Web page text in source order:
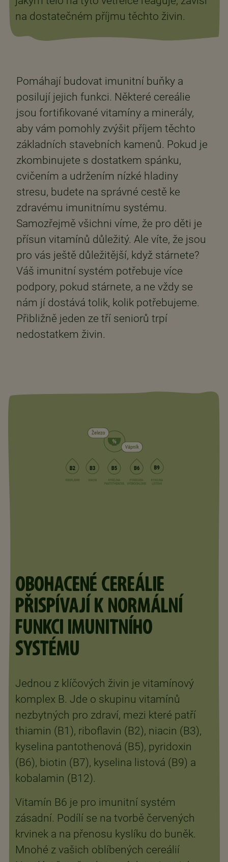
na dostatečném příjmu těchto živin.
Pomáhají budovat imunitní buňky a
posilují jejich funkci. Některé cereálie
jsou fortifikované vitamíny a minerály,
aby vám pomohly zvýšit příjem těchto
základních stavebních kamenů. Pokud je
zkombinujete s dostatkem spánku,
cvičením a udržením nízké hladiny
stresu, budete na správné cestě ke
zdravému imunitnímu systému.
Samozřejmě všichni víme, že pro děti je
přísun vitamínů důležitý. Ale víte, že jsou
pro vás ještě důležitější, když stárnete?
Váš imunitní systém potřebuje více
podpory, pokud stárnete, a ne vždy se
nám jí dostává tolik, kolik potřebujeme.
Přibližně jeden ze tří seniorů trpí
nedostatkem živin.
OBOHACENÉ CEREÁLIE
PŘISPÍVAJÍ K NORMÁLNÍ
FUNKCI IMUNITNÍHO
SYSTÉMU
Jednou z klíčových živin je vitamínový
komplex B. Jde o skupinu vitamínů
nezbytných pro zdraví, mezi které patří
thiamin (B1), riboflavin (B2), niacin (B3),
kyselina pantothenová (B5), pyridoxin
(B6), biotin (B7), kyselina listová (B9) a
kobalamin (B12).
Vitamín B6 je pro imunitní systém
zásadní. Podílí se na tvorbě červených
krvinek a na přenosu kyslíku do buněk.
Mnohé z vašich oblíbených cereálií